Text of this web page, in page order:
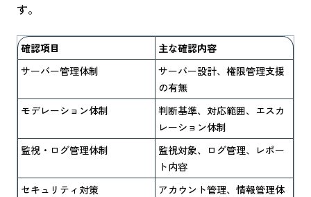
す。
確認項目
主な確認内容
サーバー管理体制
サーバー設計、権限管理支援
の有無
モデレーション体制
判断基準、対応範囲、エスカ
レーション体制
監視・ログ管理体制
監視対象、ログ管理、レポー
ト内容
セキュリティ対策
アカウント管理、情報管理体